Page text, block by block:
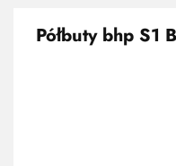
Półbuty bhp S1